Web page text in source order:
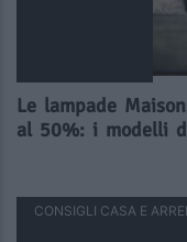
Le lampade
al 50%: i modelli
CONSIGLI CASA E